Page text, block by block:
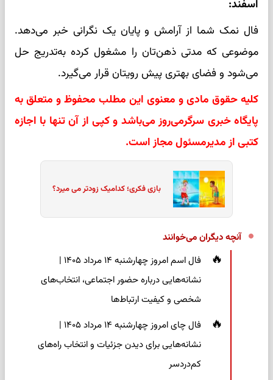
اسفند:
فال نمک شما از آرامش و پایان یک نگرانی خبر می‌دهد.
موضوعی که مدتی ذهن‌تان را مشغول کرده به‌تدریج حل
می‌شود و فضای بهتری پیش رویتان قرار می‌گیرد.
کلیه حقوق مادی و معنوی این مطلب محفوظ و متعلق به
پایگاه خبری سرگرمی‌روز می‌باشد و کپی از آن تنها با اجازه
کتبی از مدیرمسئول مجاز است.
بازی فکری؛ کدامیک زودتر می میرد؟
آنچه دیگران می‌خوانند
فال اسم امروز چهارشنبه ۱۴ مرداد ۱۴۰۵ |
نشانه‌هایی درباره حضور اجتماعی، انتخاب‌های
شخصی و کیفیت ارتباط‌ها
فال چای امروز چهارشنبه ۱۴ مرداد ۱۴۰۵ |
نشانه‌هایی برای دیدن جزئیات و انتخاب راه‌های
کم‌دردسر